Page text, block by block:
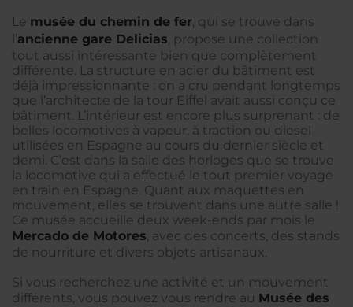
Le musée du chemin de fer, qui se trouve dans
l’ancienne gare Delicias, propose une collection
tout aussi intéressante bien que complètement
différente. La structure en acier du bâtiment est
déjà impressionnante : on a cru pendant longtemps
que l’architecte de la tour Eiffel avait aussi conçu ce
bâtiment. L’intérieur est encore plus surprenant : de
belles locomotives à vapeur, à traction ou diesel
utilisées en Espagne au cours du dernier siècle et
demi. C’est dans la salle des horloges que se trouve
la locomotive qui a effectué le tout premier voyage
en train en Espagne. Quant aux maquettes en
mouvement, elles se trouvent dans une autre salle !
Ce musée accueille deux week-ends par mois le
Mercado de Motores, avec des concerts, des stands
de nourriture et divers objets artisanaux.
Si vous recherchez une activité et un mouvement
différents, vous pouvez vous rendre au Musée des